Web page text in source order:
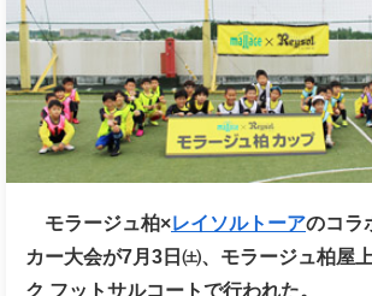
モラージュ柏×レイソルトーアのコラ
カー大会が7月3日㈯、モラージュ柏屋
ク フットサルコートで行われた。